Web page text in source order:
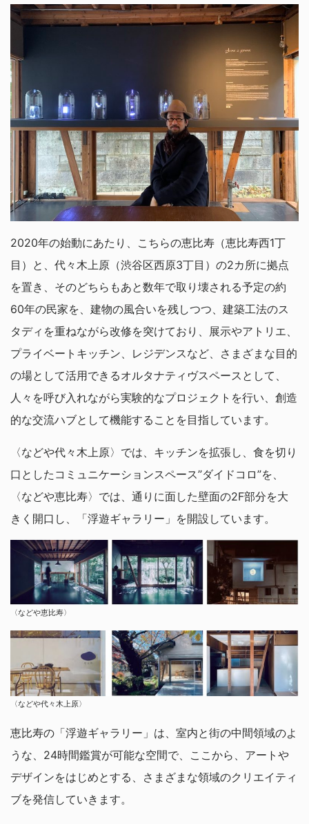
2020年の始動にあたり、こちらの恵比寿（恵比寿西1丁
目）と、代々木上原（渋谷区西原3丁目）の2カ所に拠点
を置き、そのどちらもあと数年で取り壊される予定の約
60年の民家を、建物の風合いを残しつつ、建築工法のス
タディを重ねながら改修を突けており、展示やアトリエ、
プライベートキッチン、レジデンスなど、さまざまな目的
の場として活用できるオルタナティヴスペースとして、
人々を呼び入れながら実験的なプロジェクトを行い、創造
的な交流ハブとして機能することを目指しています。
〈などや代々木上原〉では、キッチンを拡張し、食を切り
口としたコミュニケーションスペース”ダイドコロ”を、
〈などや恵比寿〉では、通りに面した壁面の2F部分を大
きく開口し、「浮遊ギャラリー」を開設しています。
〈などや恵比寿〉
〈などや代々木上原〉
恵比寿の「浮遊ギャラリー」は、室内と街の中間領域のよ
うな、24時間鑑賞が可能な空間で、ここから、アートや
デザインをはじめとする、さまざまな領域のクリエイティ
ブを発信していきます。